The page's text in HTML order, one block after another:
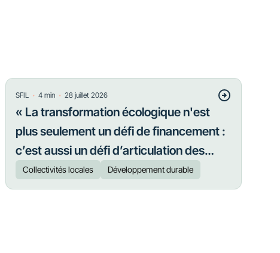
SFIL ・4 min ・28 juillet 2026
« La transformation écologique n'est
plus seulement un défi de financement :
c’est aussi un défi d’articulation des
priorités »
Collectivités locales Développement durable